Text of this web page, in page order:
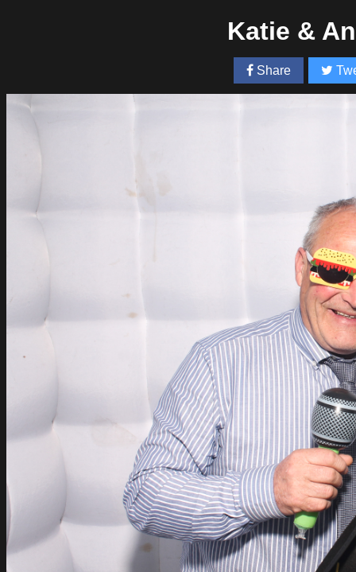
Katie &
Share